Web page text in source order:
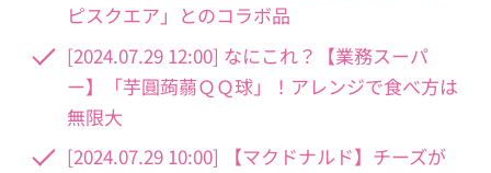
ピスクエア」とのコラボ品
[2024.07.29 12:00] なにこれ？【業務スーパ
ー】「芋圓蒟蒻ＱＱ球」！アレンジで食べ方は
無限大
[2024.07.29 10:00] 【マクドナルド】チーズが